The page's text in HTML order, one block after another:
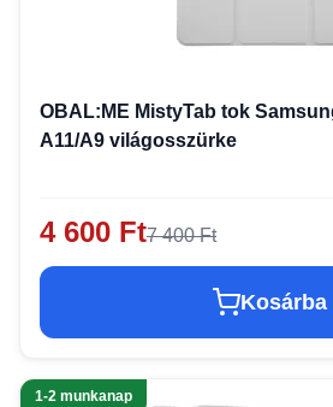
OBAL:ME MistyTab tok
A11/A9 világosszürke
4 600 Ft7 400 Ft
Kosárba
1-2 munkanap